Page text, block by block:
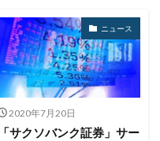
シグネチャー
システムエンジニア
定
システム障害
リー
スキミング
ニュース
2020年7月20日
「サクソバンク証券」サー